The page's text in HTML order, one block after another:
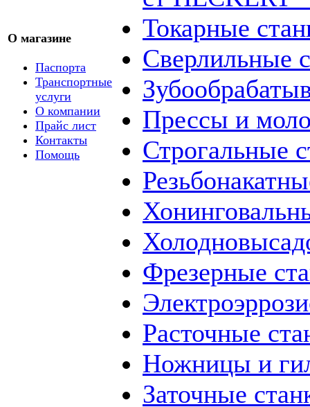
О магазине
Паспорта
Транспортные
услуги
О компании
Прайс лист
Контакты
Помощь
Токарные
Сверлильные
Прессы и
Строгальные
Фрезерные
Расточные
Ножницы и
Заточные